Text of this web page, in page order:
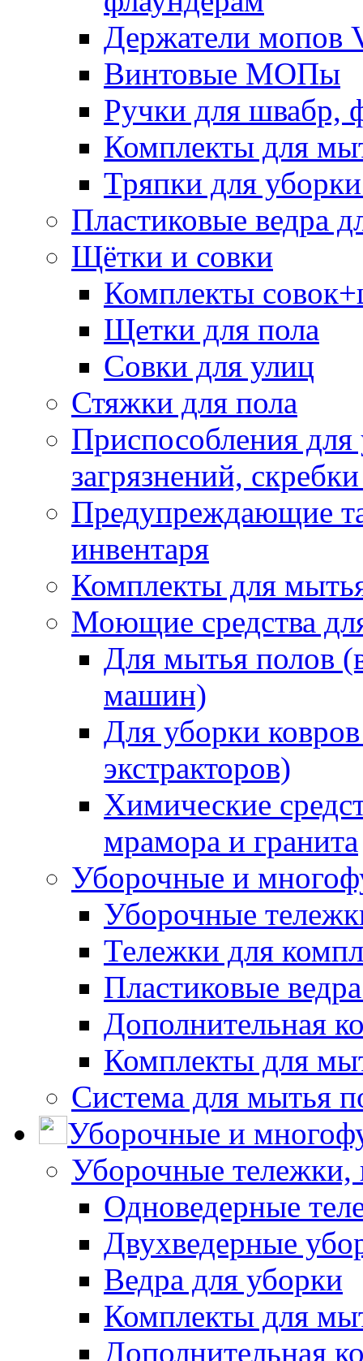
Держатели мопов
Винтовые МОПы
Ручки для швабр,
Комплекты для
Тряпки для
Пластиковые ведра
Щётки и совки
Комплекты
Щетки для пола
Совки для улиц
Стяжки для пола
Приспособления
загрязнений,
Предупреждающие
инвентаря
Комплекты для
Моющие средства
Для мытья полов
машин)
Для уборки
экстракторов)
Химические
мрамора и гранита
Уборочные и
Уборочные
Тележки для
Пластиковые
Дополнительная
Комплекты для
Система для мытья
Уборочные и
Уборочные тележки,
Одноведерные
Двухведерные
Ведра для уборки
Комплекты для
Дополнительная